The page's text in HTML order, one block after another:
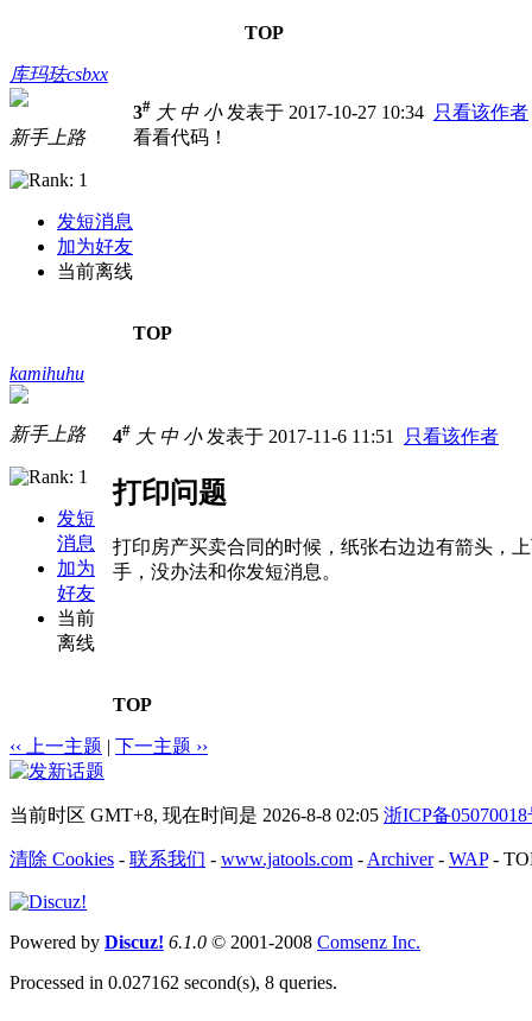
TOP
库玛珐csbxx
新手上路
发短消息
加为好友
当前离线
3# 大 中 小发表于 2017-10-27 10:34 只看该作者
看看代码！
TOP
kamihuhu
新手上路
发短
消息
加为
好友
当前
离线
4# 大 中 小发表于 2017-11-6 11:51 只看该作者
打印问题
打印房产买卖合同的时候，纸张右边边有箭头，
手，没办法和你发短消息。
TOP
‹‹ 上一主题 | 下一主题 ››
当前时区 GMT+8, 现在时间是 2026-8-8 02:05 浙ICP备05070018
清除 Cookies - 联系我们 - www.jatools.com - Archiver- WAP-
Powered by Discuz! 6.1.0 © 2001-2008 Comsenz Inc.
Processed in 0.027162 second(s), 8 queries.